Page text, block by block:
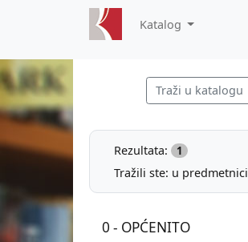
Katalog
Rezultata: 1
Tražili ste: u predmetnici
0 - OPĆENITO